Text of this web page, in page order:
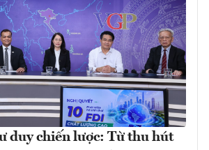
duy chiến lược: Từ thu hút